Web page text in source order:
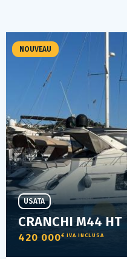
CRANCHI M44 HT
420 000€ IVA INCLUSA
USATA
NOUVEAU